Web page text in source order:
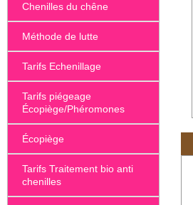
Chenilles du chêne
Méthode de lutte
Tarifs Echenillage
Tarifs piégeage
Écopiège/Phéromones
Écopiège
Tarifs Traitement bio anti
chenilles